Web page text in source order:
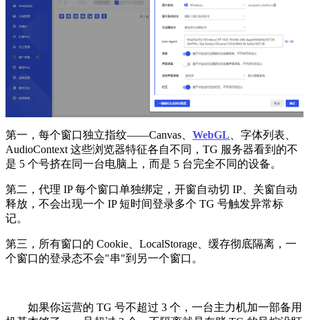
第一，每个窗口独立指纹——Canvas、 WebGL 、字体列表、
AudioContext 这些浏览器特征各自不同，TG 服务器看到的不
是 5 个号挤在同一台电脑上，而是 5 台完全不同的设备。
第二，代理 IP 每个窗口单独绑定，开窗自动切 IP、关窗自动
释放，不会出现一个 IP 短时间登录多个 TG 号触发异常标
记。
第三，所有窗口的 Cookie、LocalStorage、缓存彻底隔离，一
个窗口的登录态不会"串"到另一个窗口。
如果你运营的 TG 号不超过 3 个，一台主力机加一部备用